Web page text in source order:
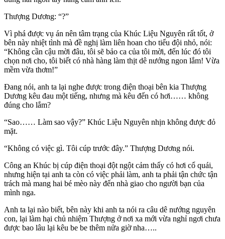
Thượng Dương: “?”
Vì phá được vụ án nên tâm trạng của Khúc Liệu Nguyên rất tốt, ở
bên này nhiệt tình mà đề nghị làm liên hoan cho tiểu đội nhỏ, nói:
“Không cần cậu mời đâu, tôi sẽ bảo ca của tôi mời, đến lúc đó tôi
chọn nơi cho, tôi biết có nhà hàng làm thịt dê nướng ngon lắm! Vừa
mềm vừa thơm!”
Đang nói, anh ta lại nghe được trong điện thoại bên kia Thượng
Dương kêu đau một tiếng, nhưng mà kêu đến có hơi…… không
đúng cho lắm?
“Sao…… Làm sao vậy?” Khúc Liệu Nguyên nhịn không được đỏ
mặt.
“Không có việc gì. Tôi cúp trước đây.” Thượng Dương nói.
Công an Khúc bị cúp điện thoại đột ngột cảm thấy có hơi cổ quái,
nhưng hiện tại anh ta còn có việc phải làm, anh ta phải tận chức tận
trách mà mang hai bé mèo này đến nhà giao cho người bạn của
mình nga.
Anh ta lại nào biết, bên này khi anh ta nói ra câu dê nướng nguyên
con, lại làm hại chủ nhiệm Thượng ở nơi xa mới vừa nghỉ ngơi chưa
được bao lâu lại kêu be be thêm nửa giờ nha…..